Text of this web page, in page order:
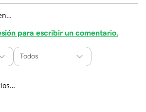
para escribir un comentario.
Todos